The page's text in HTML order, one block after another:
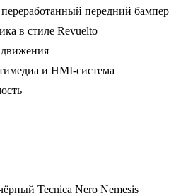
передний бампер
в стиле Revuelto
и HMI-система
Tecnica Nero Nemesis